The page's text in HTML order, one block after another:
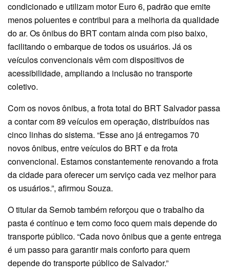
condicionado e utilizam motor Euro 6, padrão que emite
menos poluentes e contribui para a melhoria da qualidade
do ar. Os ônibus do BRT contam ainda com piso baixo,
facilitando o embarque de todos os usuários. Já os
veículos convencionais vêm com dispositivos de
acessibilidade, ampliando a inclusão no transporte
coletivo.
Com os novos ônibus, a frota total do BRT Salvador passa
a contar com 89 veículos em operação, distribuídos nas
cinco linhas do sistema. “Esse ano já entregamos 70
novos ônibus, entre veículos do BRT e da frota
convencional. Estamos constantemente renovando a frota
da cidade para oferecer um serviço cada vez melhor para
os usuários.”, afirmou Souza.
O titular da Semob também reforçou que o trabalho da
pasta é contínuo e tem como foco quem mais depende do
transporte público. “Cada novo ônibus que a gente entrega
é um passo para garantir mais conforto para quem
depende do transporte público de Salvador.”